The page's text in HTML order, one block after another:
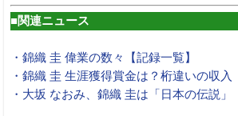
■関連ニュース
・錦織 圭 偉業の数々【記録一覧】
・錦織 圭 生涯獲得賞金は？桁違いの収入
・大坂 なおみ、錦織 圭は「日本の伝説」